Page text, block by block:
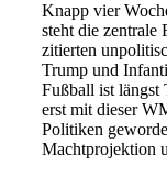
Knapp vier
steht die zentrale
zitierten
Trump und
Fußball ist längst
erst mit dieser
Politiken
Machtprojektion